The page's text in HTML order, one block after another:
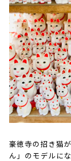
豪徳寺の招き猫
ん」のモデルに